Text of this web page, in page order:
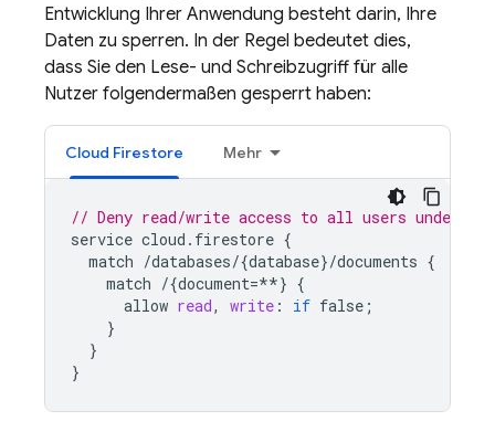
Entwicklung Ihrer Anwendung besteht darin, Ihre
Daten zu sperren. In der Regel bedeutet dies,
dass Sie den Lese- und Schreibzugriff für alle
Nutzer folgendermaßen gesperrt haben:
Cloud Firestore Mehr
// Deny read/write access to all users under
service cloud . firestore {
match /databases/{database}/documents {
match /{document=**} {
allow read, write : if false ;
}
}
}